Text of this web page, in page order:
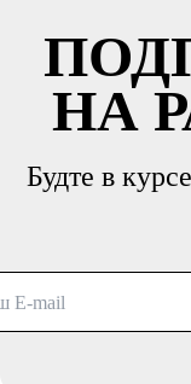
НА
Будте в